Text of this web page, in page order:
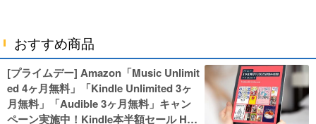
おすすめ商品
[プライムデー] Amazon「Music Unlimit
ed 4ヶ月無料」「Kindle Unlimited 3ヶ
月無料」「Audible 3ヶ月無料」キャン
ペーン実施中！Kindle本半額セール HU